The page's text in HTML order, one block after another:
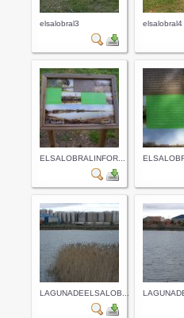
elsalobral3 elsalobral4
ELSALOBRALINFOR...
LAGUNADEELSALOB...